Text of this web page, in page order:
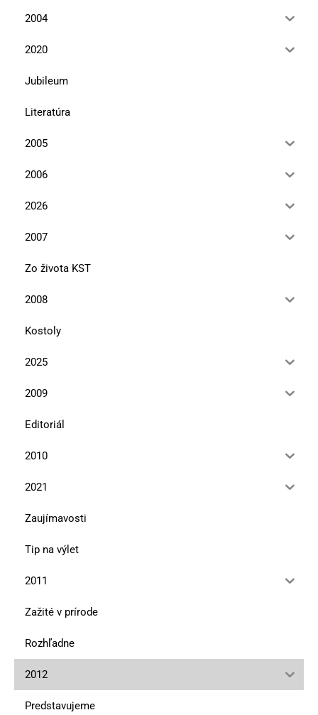
2004
2020
Jubileum
Literatúra
2005
2006
2026
2007
Zo života KST
2008
Kostoly
2025
2009
Editoriál
2010
2021
Zaujímavosti
Tip na výlet
2011
Zažité v prírode
Rozhľadne
2012
Predstavujeme